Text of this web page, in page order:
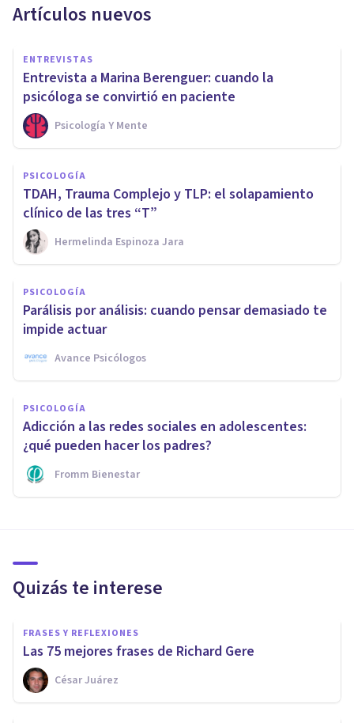
Artículos nuevos
ENTREVISTAS
Entrevista a Marina Berenguer: cuando la
psicóloga se convirtió en paciente
Psicología Y Mente
PSICOLOGÍA
TDAH, Trauma Complejo y TLP: el solapamiento
clínico de las tres “T”
Hermelinda Espinoza Jara
PSICOLOGÍA
Parálisis por análisis: cuando pensar demasiado te
impide actuar
Avance Psicólogos
PSICOLOGÍA
Adicción a las redes sociales en adolescentes:
¿qué pueden hacer los padres?
Fromm Bienestar
Quizás te interese
FRASES Y REFLEXIONES
Las 75 mejores frases de Richard Gere
César Juárez